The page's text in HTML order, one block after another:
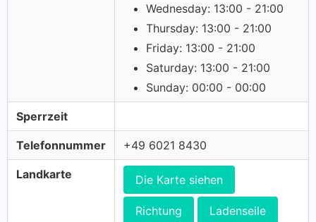
Wednesday: 13:00 - 21:00
Thursday: 13:00 - 21:00
Friday: 13:00 - 21:00
Saturday: 13:00 - 21:00
Sunday: 00:00 - 00:00
Sperrzeit
Telefonnummer +49 6021 8430
Landkarte Die Karte siehen
Richtung Ladenseile